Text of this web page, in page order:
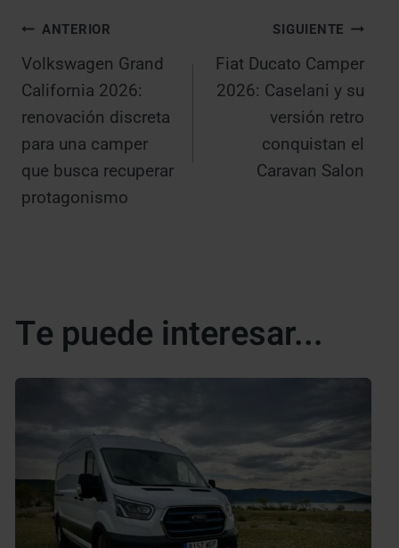
Navegación
de
entradas
ANTERIOR
Volkswagen Grand
California 2026:
renovación discreta
para una camper
que busca recuperar
protagonismo
SIGUIENTE
Fiat Ducato Camper
2026: Caselani y su
versión retro
conquistan el
Caravan Salon
Te puede interesar...